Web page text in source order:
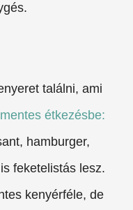
találni, ami
étkezésbe:
hamburger,
feketelistás lesz.
kenyérféle, de